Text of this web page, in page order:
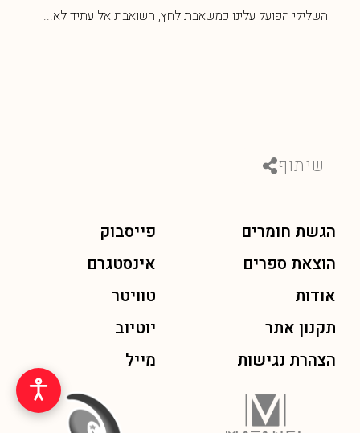
השלילי הפועל עלינו כמשאבת לחץ, השואבת אל עתיד לא...
שיתוף
הגשת חומרים
הוצאת ספרים
אודות
תקנון אתר
הצהרת נגישות
פייסבוק
אינסטגרם
טוויטר
יוטיוב
מייל